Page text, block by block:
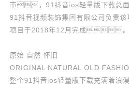
市，91抖音ios轻量版下载总
91抖音视频装饰集团有限公司负
项目于2018年12月完成。
原始 自然 怀旧
ORIGINAL NATURAL OLD
整个91抖音ios轻量版下载充满着